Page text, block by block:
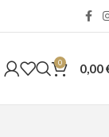
0 0,00